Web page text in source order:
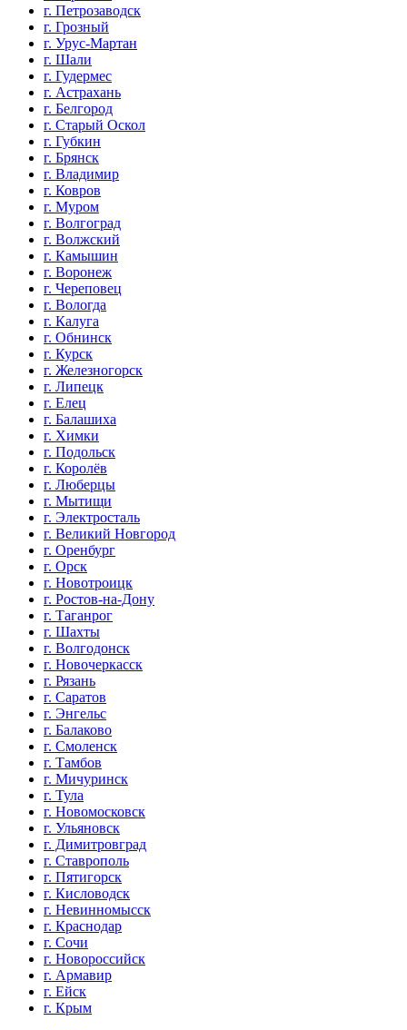
г. Петрозаводск
г. Грозный
г. Урус-Мартан
г. Шали
г. Гудермес
г. Астрахань
г. Белгород
г. Старый Оскол
г. Губкин
г. Брянск
г. Владимир
г. Ковров
г. Муром
г. Волгоград
г. Волжский
г. Камышин
г. Воронеж
г. Череповец
г. Вологда
г. Калуга
г. Обнинск
г. Курск
г. Железногорск
г. Липецк
г. Елец
г. Балашиха
г. Химки
г. Подольск
г. Королёв
г. Люберцы
г. Мытищи
г. Электросталь
г. Великий Новгород
г. Оренбург
г. Орск
г. Новотроицк
г. Ростов-на-Дону
г. Таганрог
г. Шахты
г. Волгодонск
г. Новочеркасск
г. Рязань
г. Саратов
г. Энгельс
г. Балаково
г. Смоленск
г. Тамбов
г. Мичуринск
г. Тула
г. Новомосковск
г. Ульяновск
г. Димитровград
г. Ставрополь
г. Пятигорск
г. Кисловодск
г. Невинномысск
г. Краснодар
г. Сочи
г. Новороссийск
г. Армавир
г. Ейск
г. Крым